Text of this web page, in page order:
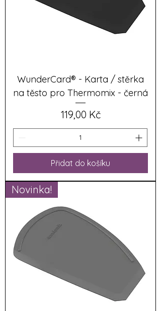
WunderCard® - Karta / stěrka
na těsto pro Thermomix - černá
Cena
119,00 Kč
Přidat do košíku
Novinka!